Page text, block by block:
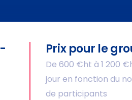
Prix pour le
De 600 €ht à 1 200
jour en fonction du
de participants